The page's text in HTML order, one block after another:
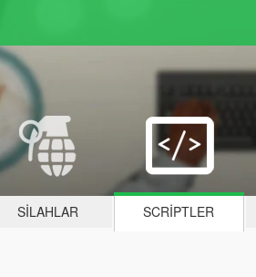
SILAHLAR SCRIPTLER